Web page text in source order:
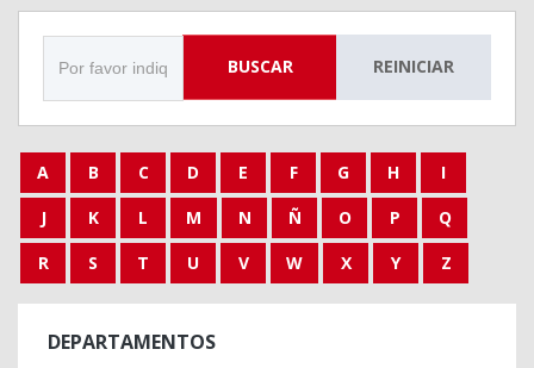
BUSCAR REINICIAR
A B C D E F G H
I
J
K L M N Ñ O P
Q
R
S T U V W X Y Z
DEPARTAMENTOS